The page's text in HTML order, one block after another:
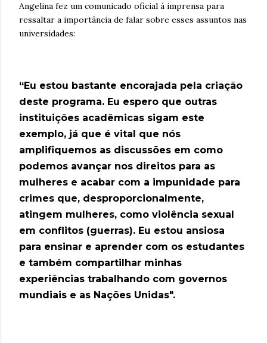
Angelina fez um comunicado oficial á imprensa para
ressaltar a importância de falar sobre esses assuntos nas
universidades:
“Eu estou bastante encorajada pela criação
deste programa. Eu espero que outras
instituições acadêmicas sigam este
exemplo, já que é vital que nós
amplifiquemos as discussões em como
podemos avançar nos direitos para as
mulheres e acabar com a impunidade para
crimes que, desproporcionalmente,
atingem mulheres, como violência sexual
em conflitos (guerras). Eu estou ansiosa
para ensinar e aprender com os estudantes
e também compartilhar minhas
experiências trabalhando com governos
mundiais e as Nações Unidas".